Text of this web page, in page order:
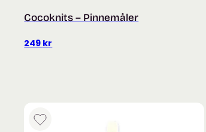
Cocoknits – Pinnemåler
249 kr